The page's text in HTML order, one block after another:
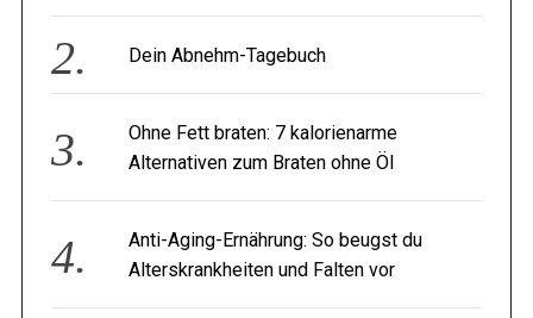
Dein Abnehm-Tagebuch
Ohne Fett braten: 7 kalorienarme
Alternativen zum Braten ohne Öl
Anti-Aging-Ernährung: So beugst du
Alterskrankheiten und Falten vor